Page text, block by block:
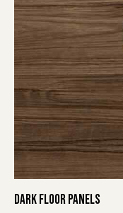
DARK FLOOR PANELS